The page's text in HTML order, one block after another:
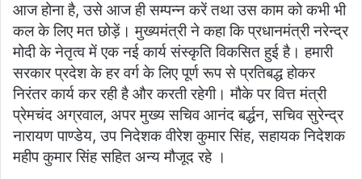
आज होना है, उसे आज ही सम्पन्न करें तथा उस काम को कभी भी
कल के लिए मत छोड़ें। मुख्यमंत्री ने कहा कि प्रधानमंत्री नरेन्द्र
मोदी के नेतृत्व में एक नई कार्य संस्कृति विकसित हुई है। हमारी
सरकार प्रदेश के हर वर्ग के लिए पूर्ण रूप से प्रतिबद्ध होकर
निरंतर कार्य कर रही है और करती रहेगी। मौके पर वित्त मंत्री
प्रेमचंद अग्रवाल, अपर मुख्य सचिव आनंद बर्द्धन, सचिव सुरेन्द्र
नारायण पाण्डेय, उप निदेशक वीरेश कुमार सिंह, सहायक निदेशक
महीप कुमार सिंह सहित अन्य मौजूद रहे ।